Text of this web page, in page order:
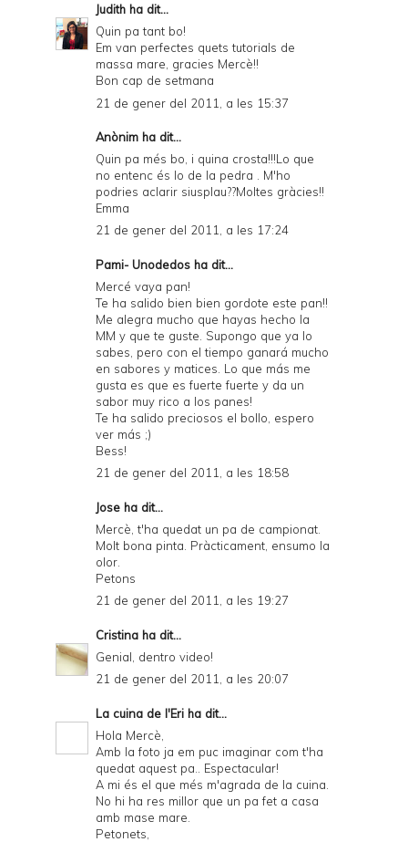
Judith ha dit...
Quin pa tant bo!
Em van perfectes quets tutorials de
massa mare, gracies Mercè!!
Bon cap de setmana
21 de gener del 2011, a les 15:37
Anònim ha dit...
Quin pa més bo, i quina crosta!!!Lo que
no entenc és lo de la pedra . M'ho
podries aclarir siusplau??Moltes gràcies!!
Emma
21 de gener del 2011, a les 17:24
Pami- Unodedos ha dit...
Mercé vaya pan!
Te ha salido bien bien gordote este pan!!
Me alegra mucho que hayas hecho la
MM y que te guste. Supongo que ya lo
sabes, pero con el tiempo ganará mucho
en sabores y matices. Lo que más me
gusta es que es fuerte fuerte y da un
sabor muy rico a los panes!
Te ha salido preciosos el bollo, espero
ver más ;)
Bess!
21 de gener del 2011, a les 18:58
Jose ha dit...
Mercè, t'ha quedat un pa de campionat.
Molt bona pinta. Pràcticament, ensumo la
olor.
Petons
21 de gener del 2011, a les 19:27
Cristina ha dit...
Genial, dentro video!
21 de gener del 2011, a les 20:07
La cuina de l'Eri ha dit...
Hola Mercè,
Amb la foto ja em puc imaginar com t'ha
quedat aquest pa.. Espectacular!
A mi és el que més m'agrada de la cuina.
No hi ha res millor que un pa fet a casa
amb mase mare.
Petonets,